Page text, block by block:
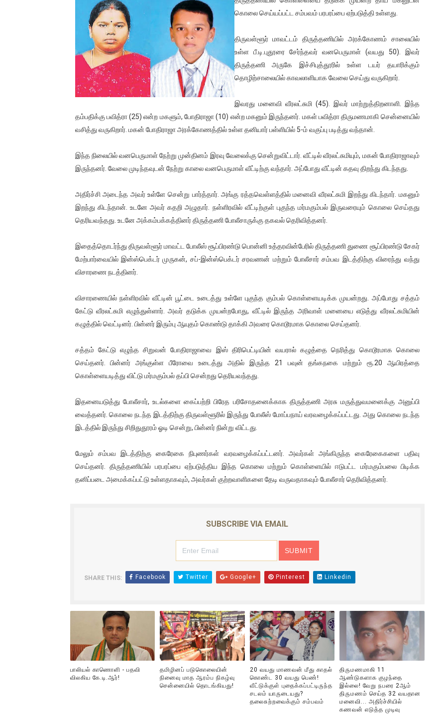
பாலச்சந்திரன் மற்றும் தன்னிடம் படித்த மாணவர்கள் தொடர்பில் நாடாளுமன்றத்தில் பகிரங்க கேள்வி
பிரிட்டனால் கடத்தப்படும் நிலையில் இலங்கைத் தமிழ் குடும்பம்!! நடந்தது என்ன
வர்ராரு...வர்ராரு... அண்ணாத்த : ரஜினிக்காக இலங்கை பாடலாசிரியர் வெளியிட்ட...
கைது செய்யப்பட்ட இளைஞன் உயிரிழப்பு - கொதித்தெழுந்த பிரதேசவாசிகள்!
தடுப்பூசியை பெற்றுக் கொள்ளக் கூடிய இடங்கள்...
சிறுமியை பாலியல் வன்கொடுமை செய்த முதியவருக்கு வழங்கப்பட்ட தண்டனை
வடிவேலுவுக்கு நீதிமன்றம் விதித்துள்ள அதிரடி உத்தரவு!
தியாகதீபம் லெப்.கேணல் திலீபன், கேணல் சங்கர் ஆகியோரின் நினைவெழுச்சி நாள் - 26.09.2021
ஐ.நா முன்றலில் சீரற்ற காலநிலையிலும் தமிழின அழிப்பிற்கு நீதி கேட்டு நடைபெற்ற கவனயீர்ப்புப்
ஜனாதிபதி ஐக்கிய நாடுகளின் பொதுச் சபை கூட்டத்தில் இன்று உரை
வலிமை தான் அஜித் திரைப்பயணத்திலே அதிக காலெக்ஷன் செய்த திரைப்படம் ! எங்கு தெரியுமா?
அல்வா கொடுக்கின்றது இலங்கை!
கொலை செய்யப்பட்ட சம்பவம் பரபரப்பை ஏற்படுத்தி உள்ளது.
திருவள்ளூர் மாவட்டம் திருத்தணியில் அரக்கோணம் சாலையில்
உள்ள பீ.டி.புதூரை சேர்ந்தவர் வனபெருமாள் (வயது 50). இவர்
திருத்தணி அருகே இச்சிபுத்தூரில் உள்ள டயர் தயாரிக்கும்
தொழிற்சாலையில் காவலாளியாக வேலை செய்து வருகிறார்.
இவரது மனைவி வீரலட்சுமி (45). இவர் மாற்றுத்திறனாளி. இந்த
தம்பதிக்கு பவித்ரா (25) என்ற மகளும், போதிராஜா (10) என்ற மகனும் இருந்தனர். மகள் பவித்ரா திருமணமாகி சென்னையில்
வசித்து வருகிறார். மகன் போதிராஜா அரக்கோணத்தில் உள்ள தனியார் பள்ளியில் 5-ம் வகுப்பு படித்து வந்தான்.
இந்த நிலையில் வனபெருமாள் நேற்று முன்தினம் இரவு வேலைக்கு சென்றுவிட்டார். வீட்டில் வீரலட்சுமியும், மகன் போதிராஜாவும்
இருந்தனர். வேலை முடிந்தவுடன் நேற்று காலை வனபெருமாள் வீட்டிற்கு வந்தார். அப்போது வீட்டின் கதவு திறந்து கிடந்தது.
அதிர்ச்சி அடைந்த அவர் உள்ளே சென்று பார்த்தார். அங்கு ரத்தவெள்ளத்தில் மனைவி வீரலட்சுமி இறந்து கிடந்தார். மகனும்
இறந்து கிடந்தான். உடனே அவர் கதறி அழுதார். நள்ளிரவில் வீட்டிற்குள் புகுந்த மர்மகும்பல் இருவரையும் கொலை செய்தது
தெரியவந்தது. உடனே அக்கம்பக்கத்தினர் திருத்தணி போலீசாருக்கு தகவல் தெரிவித்தனர்.
இதைத்தொடர்ந்து திருவள்ளூர் மாவட்ட போலீஸ் சூப்பிரண்டு பொன்னி உத்தரவின்பேரில் திருத்தணி துணை சூப்பிரண்டு சேகர்
மேற்பார்வையில் இன்ஸ்பெக்டர் முருகன், சப்-இன்ஸ்பெக்டர் சரவணன் மற்றும் போலீசார் சம்பவ இடத்திற்கு விரைந்து வந்து
விசாரணை நடத்தினர்.
விசாரணையில் நள்ளிரவில் வீட்டின் பூட்டை உடைத்து உள்ளே புகுந்த கும்பல் கொள்ளையடிக்க முயன்றது. அப்போது சத்தம்
கேட்டு வீரலட்சுமி எழுந்துள்ளார். அவர் தடுக்க முயன்றபோது, வீட்டில் இருந்த அரிவாள் மனையை எடுத்து வீரலட்சுமியின்
கழுத்தில் வெட்டினர். பின்னர் இரும்பு ஆயுதம் கொண்டு தாக்கி அவரை கொடூரமாக கொலை செய்தனர்.
சத்தம் கேட்டு எழுந்த சிறுவன் போதிராஜாவை இஸ் திரிபெட்டியின் வயரால் கழுத்தை நெரித்து கொடூரமாக கொலை
செய்தனர். பின்னர் அங்குள்ள பீரோவை உடைத்து அதில் இருந்த 21 பவுன் தங்கநகை மற்றும் ரூ.20 ஆயிரத்தை
கொள்ளையடித்து விட்டு மர்மகும்பல் தப்பி சென்றது தெரியவந்தது.
இதனையடுத்து போலீசார், உடல்களை கைப்பற்றி பிரேத பரிசோதனைக்காக திருத்தணி அரசு மருத்துவமனைக்கு அனுப்பி
வைத்தனர். கொலை நடந்த இடத்திற்கு திருவள்ளூரில் இருந்து போலீஸ் மோப்பநாய் வரவழைக்கப்பட்டது. அது கொலை நடந்த
இடத்தில் இருந்து சிறிதுதூரம் ஓடி சென்று, பின்னர் நின்று விட்டது.
மேலும் சம்பவ இடத்திற்கு கைரேகை நிபுணர்கள் வரவழைக்கப்பட்டனர். அவர்கள் அங்கிருந்த கைரேகைகளை பதிவு
செய்தனர். திருத்தணியில் பரபரப்பை ஏற்படுத்திய இந்த கொலை மற்றும் கொள்ளையில் ஈடுபட்ட மர்மகும்பலை பிடிக்க
தனிப்படை அமைக்கப்பட்டு உள்ளதாகவும், அவர்கள் குற்றவாளிகளை தேடி வருவதாகவும் போலீசார் தெரிவித்தனர்.
SUBSCRIBE VIA EMAIL
SHARE THIS: Facebook Twitter Google+ Pinterest Linkedin
பாலியல் காணொளி - பதவி
விலகிய கே.டி.ஆர்!
தமிழினப் படுகொலையின்
நினைவு மாத ஆரம்ப நிகழ்வு
சென்னையில் தொடங்கியது!
20 வயது மாணவன் மீது காதல்
கொண்ட 30 வயது பெண்!
வீட்டுக்குள் புதைக்கப்பட்டிருந்த
சடலம் யாருடையது?
தலைசுற்றவைக்கும் சம்பவம்
திருமணமாகி 11
ஆண்டுகளாக குழந்தை
இல்லை! வேறு நபரை 2ஆம்
திருமணம் செய்த 32 வயதான
மனைவி... அதிர்ச்சியில்
கணவன் எடுத்த முடிவு